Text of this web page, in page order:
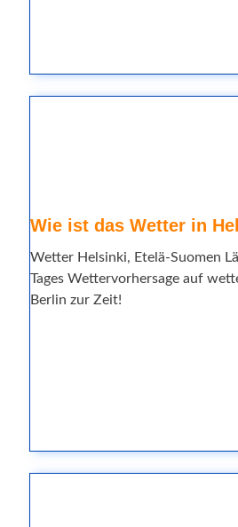
Wie ist das Wetter in
Wetter Helsinki, Etelä-Suomen
Tages Wettervorhersage auf
Berlin zur Zeit!